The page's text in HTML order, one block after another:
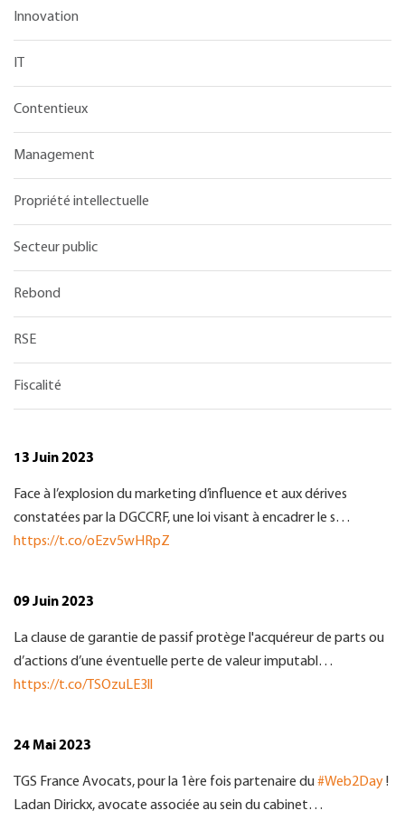
Innovation
Contentieux
Management
Propriété intellectuelle
Secteur public
Rebond
RSE
Fiscalité
13 Juin 2023
Face à l’explosion du marketing d’influence et aux dérives
constatées par la DGCCRF, une loi visant à encadrer le s…
https://t.co/oEzv5wHRpZ
09 Juin 2023
La clause de garantie de passif protège l'acquéreur de parts ou
d’actions d’une éventuelle perte de valeur imputabl…
https://t.co/TSOzuLE3ll
24 Mai 2023
TGS France Avocats, pour la 1ère fois partenaire du#Web2Day!
Ladan Dirickx, avocate associée au sein du cabinet…